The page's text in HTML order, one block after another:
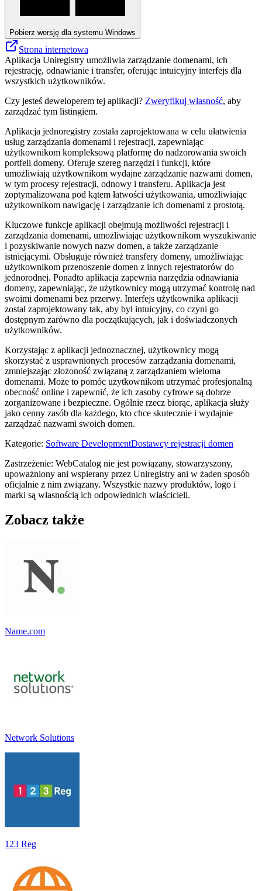
Pobierz wersję dla systemu Windows
Strona internetowa
Aplikacja Uniregistry umożliwia zarządzanie domenami, ich
rejestrację, odnawianie i transfer, oferując intuicyjny interfejs dla
wszystkich użytkowników.
Czy jesteś deweloperem tej aplikacji? Zweryfikuj własność, aby
zarządzać tym listingiem.
Aplikacja jednoregistry została zaprojektowana w celu ułatwienia
usług zarządzania domenami i rejestracji, zapewniając
użytkownikom kompleksową platformę do nadzorowania swoich
portfeli domeny. Oferuje szereg narzędzi i funkcji, które
umożliwiają użytkownikom wydajne zarządzanie nazwami domen,
w tym procesy rejestracji, odnowy i transferu. Aplikacja jest
zoptymalizowana pod kątem łatwości użytkowania, umożliwiając
użytkownikom nawigację i zarządzanie ich domenami z prostotą.
Kluczowe funkcje aplikacji obejmują możliwości rejestracji i
zarządzania domenami, umożliwiając użytkownikom wyszukiwanie
i pozyskiwanie nowych nazw domen, a także zarządzanie
istniejącymi. Obsługuje również transfery domeny, umożliwiając
użytkownikom przenoszenie domen z innych rejestratorów do
jednorodnej. Ponadto aplikacja zapewnia narzędzia odnawiania
domeny, zapewniając, że użytkownicy mogą utrzymać kontrolę nad
swoimi domenami bez przerwy. Interfejs użytkownika aplikacji
został zaprojektowany tak, aby był intuicyjny, co czyni go
dostępnym zarówno dla początkujących, jak i doświadczonych
użytkowników.
Korzystając z aplikacji jednoznacznej, użytkownicy mogą
skorzystać z usprawnionych procesów zarządzania domenami,
zmniejszając złożoność związaną z zarządzaniem wieloma
domenami. Może to pomóc użytkownikom utrzymać profesjonalną
obecność online i zapewnić, że ich zasoby cyfrowe są dobrze
zorganizowane i bezpieczne. Ogólnie rzecz biorąc, aplikacja służy
jako cenny zasób dla każdego, kto chce skutecznie i wydajnie
zarządzać nazwami swoich domen.
Kategorie: Software DevelopmentDostawcy rejestracji domen
Zastrzeżenie: WebCatalog nie jest powiązany, stowarzyszony,
upoważniony ani wspierany przez Uniregistry ani w żaden sposób
oficjalnie z nim związany. Wszystkie nazwy produktów, logo i
marki są własnością ich odpowiednich właścicieli.
Zobacz także
Name.com
Network Solutions
123 Reg